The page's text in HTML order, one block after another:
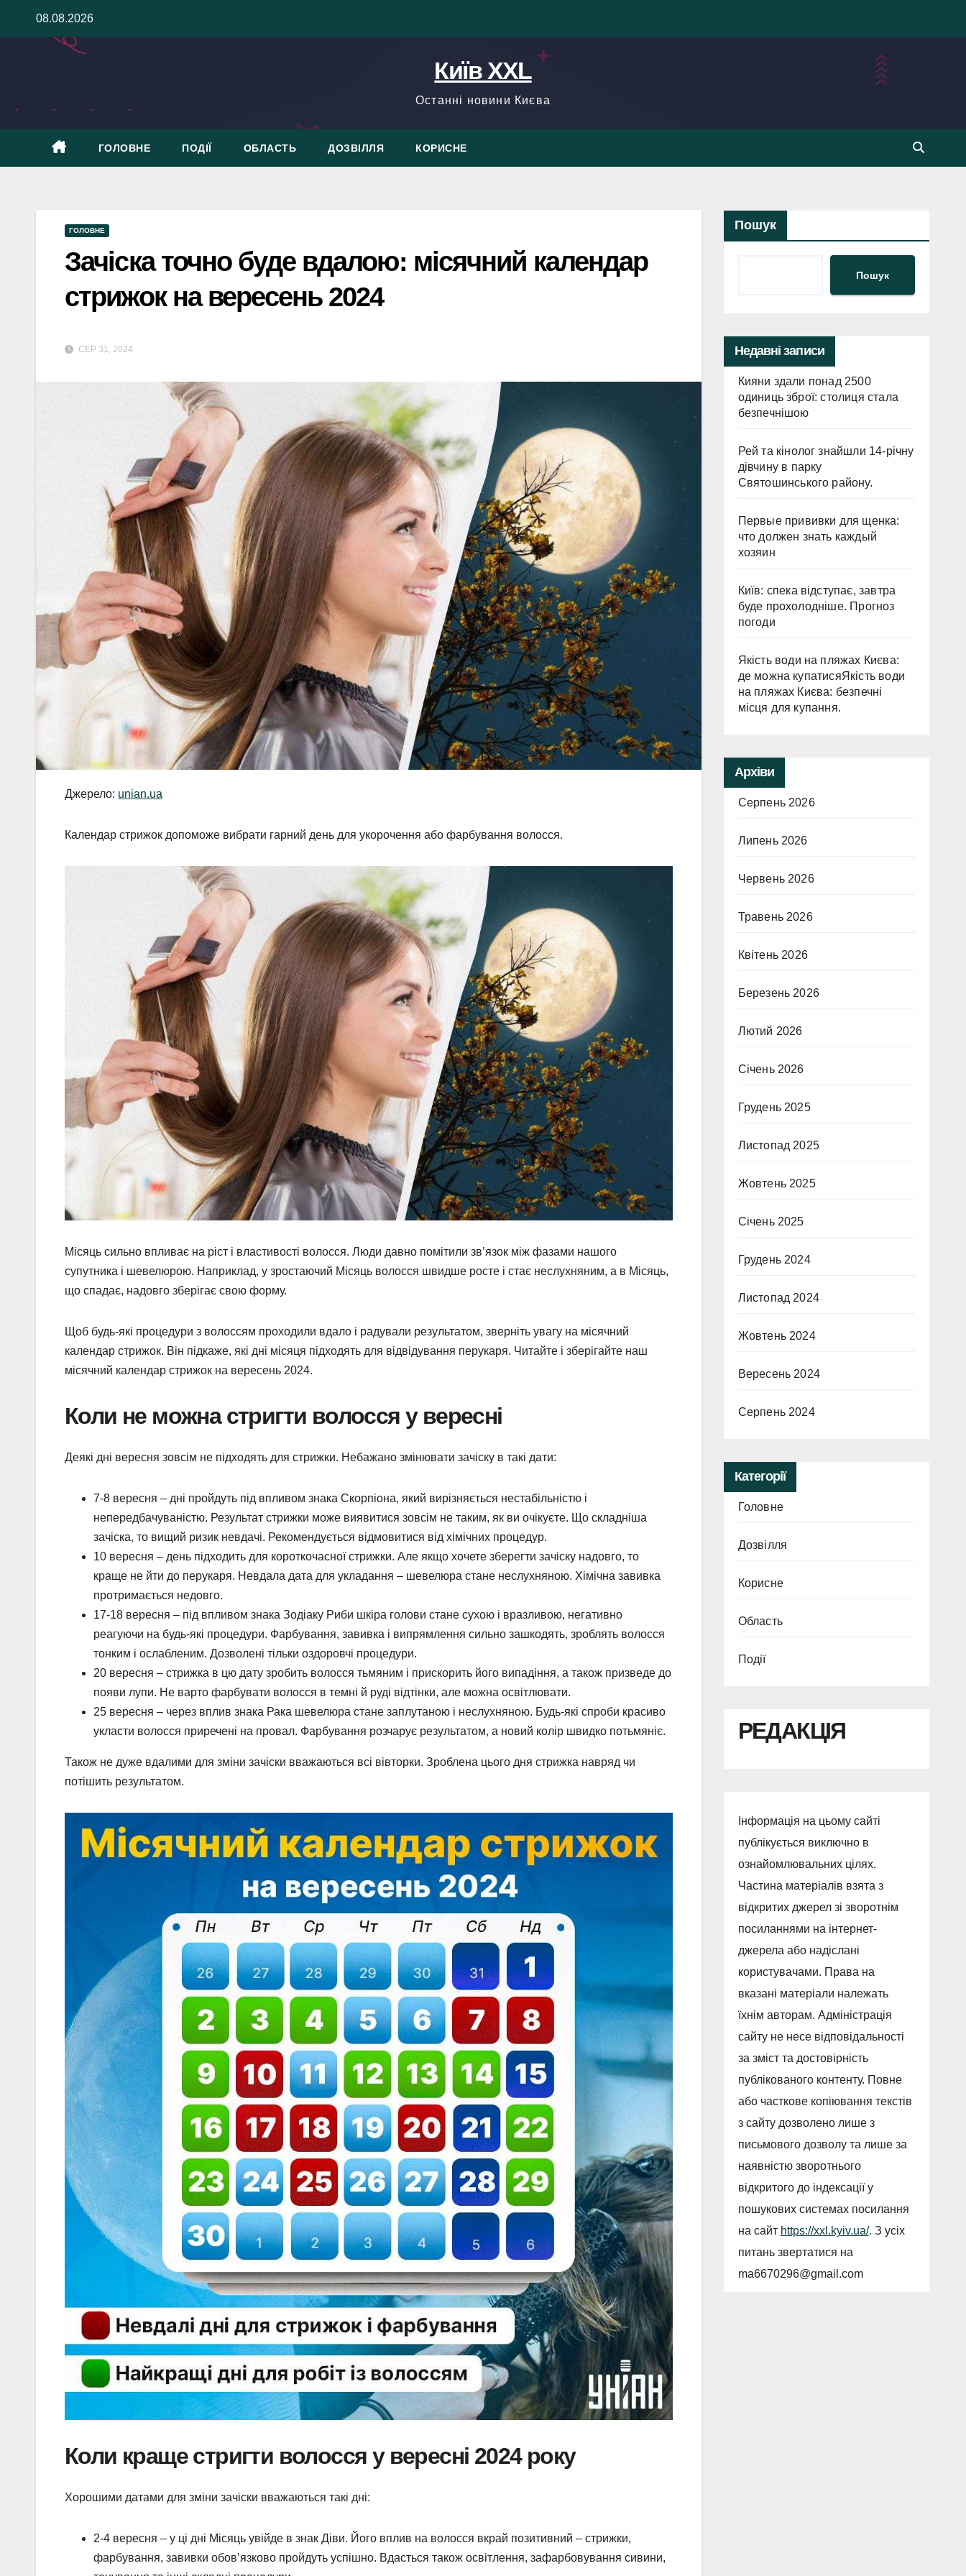
08.08.2026
Київ XXL
Останні новини Києва
ГОЛОВНЕ ПОДІЇ ОБЛАСТЬ ДОЗВІЛЛЯ КОРИСНЕ
ГОЛОВНЕ
Зачіска точно буде вдалою: місячний календар
стрижок на вересень 2024
СЕР 31, 2024
Джерело: unian.ua
Календар стрижок допоможе вибрати гарний день для укорочення або фарбування волосся.
Місяць сильно впливає на ріст і властивості волосся. Люди давно помітили зв’язок між фазами нашого
супутника і шевелюрою. Наприклад, у зростаючий Місяць волосся швидше росте і стає неслухняним, а в Місяць,
що спадає, надовго зберігає свою форму.
Щоб будь-які процедури з волоссям проходили вдало і радували результатом, зверніть увагу на місячний
календар стрижок. Він підкаже, які дні місяця підходять для відвідування перукаря. Читайте і зберігайте наш
місячний календар стрижок на вересень 2024.
Коли не можна стригти волосся у вересні
Деякі дні вересня зовсім не підходять для стрижки. Небажано змінювати зачіску в такі дати:
7-8 вересня – дні пройдуть під впливом знака Скорпіона, який вирізняється нестабільністю і
непередбачуваністю. Результат стрижки може виявитися зовсім не таким, як ви очікуєте. Що складніша
зачіска, то вищий ризик невдачі. Рекомендується відмовитися від хімічних процедур.
10 вересня – день підходить для короткочасної стрижки. Але якщо хочете зберегти зачіску надовго, то
краще не йти до перукаря. Невдала дата для укладання – шевелюра стане неслухняною. Хімічна завивка
протримається недовго.
17-18 вересня – під впливом знака Зодіаку Риби шкіра голови стане сухою і вразливою, негативно
реагуючи на будь-які процедури. Фарбування, завивка і випрямлення сильно зашкодять, зроблять волосся
тонким і ослабленим. Дозволені тільки оздоровчі процедури.
20 вересня – стрижка в цю дату зробить волосся тьмяним і прискорить його випадіння, а також призведе до
появи лупи. Не варто фарбувати волосся в темні й руді відтінки, але можна освітлювати.
25 вересня – через вплив знака Рака шевелюра стане заплутаною і неслухняною. Будь-які спроби красиво
укласти волосся приречені на провал. Фарбування розчарує результатом, а новий колір швидко потьмяніє.
Також не дуже вдалими для зміни зачіски вважаються всі вівторки. Зроблена цього дня стрижка навряд чи
потішить результатом.
Коли краще стригти волосся у вересні 2024 року
Хорошими датами для зміни зачіски вважаються такі дні:
2-4 вересня – у ці дні Місяць увійде в знак Діви. Його вплив на волосся вкрай позитивний – стрижки,
фарбування, завивки обов’язково пройдуть успішно. Вдасться також освітлення, зафарбовування сивини,
Пошук
Пошук
Недавні записи
Кияни здали понад 2500
одиниць зброї: столиця стала
безпечнішою
Рей та кінолог знайшли 14-річну
дівчину в парку
Святошинського району.
Первые прививки для щенка:
что должен знать каждый
хозяин
Київ: спека відступає, завтра
буде прохолодніше. Прогноз
погоди
Якість води на пляжах Києва:
де можна купатисяЯкість води
на пляжах Києва: безпечні
місця для купання.
Архіви
Серпень 2026
Липень 2026
Червень 2026
Травень 2026
Квітень 2026
Березень 2026
Лютий 2026
Січень 2026
Грудень 2025
Листопад 2025
Жовтень 2025
Січень 2025
Грудень 2024
Листопад 2024
Жовтень 2024
Вересень 2024
Серпень 2024
Категорії
Головне
Дозвілля
Корисне
Область
Події
РЕДАКЦІЯ
Інформація на цьому сайті
публікується виключно в
ознайомлювальних цілях.
Частина матеріалів взята з
відкритих джерел зі зворотнім
посиланнями на інтернет-
джерела або надіслані
користувачами. Права на
вказані матеріали належать
їхнім авторам. Адміністрація
сайту не несе відповідальності
за зміст та достовірність
публікованого контенту. Повне
або часткове копіювання текстів
з сайту дозволено лише з
письмового дозволу та лише за
наявністю зворотнього
відкритого до індексації у
пошукових системах посилання
на сайт https://xxl.kyiv.ua/. З усіх
питань звертатися на
ma6670296@gmail.com